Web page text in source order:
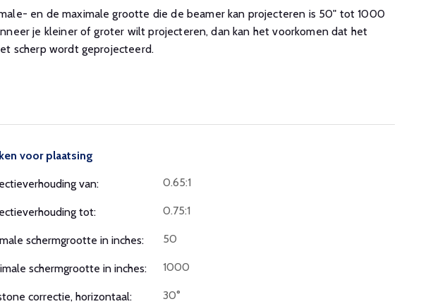
en de maximale grootte die de beamer kan projecteren is 50" tot 1000
je kleiner of groter wilt projecteren, dan kan het voorkomen dat het
scherp wordt geprojecteerd.
voor plaatsing
van: 0.65:1
tot: 0.75:1
schermgrootte in inches: 50
schermgrootte in inches: 1000
correctie, horizontaal: 30°